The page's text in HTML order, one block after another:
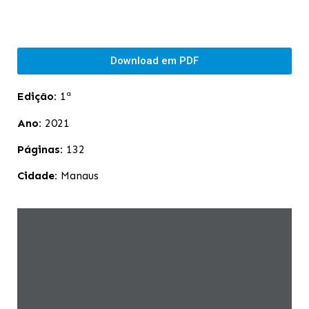
Download em PDF
Edição: 1ª
Ano: 2021
Páginas: 132
Cidade: Manaus